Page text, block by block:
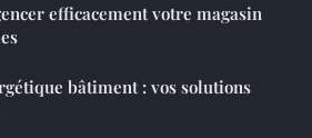
efficacement votre magasin
bâtiment : vos solutions